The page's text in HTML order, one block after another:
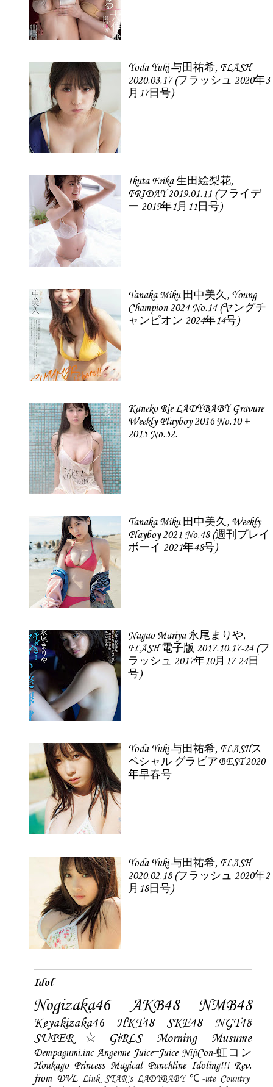
Yoda Yuki 与田祐希, FLASH
2020.03.17 (フラッシュ 2020年3
月17日号)
Ikuta Erika 生田絵梨花,
FRIDAY 2019.01.11 (フライデ
ー 2019年1月11日号)
Tanaka Miku 田中美久, Young
Champion 2024 No.14 (ヤングチ
ャンピオン 2024年14号)
Kaneko Rie LADYBABY Gravure
Weekly Playboy 2016 No.10 +
2015 No.52.
Tanaka Miku 田中美久, Weekly
Playboy 2021 No.48 (週刊プレイ
ボーイ 2021年48号)
Nagao Mariya 永尾まりや,
FLASH 電子版 2017.10.17-24 (フ
ラッシュ 2017年10月17-24日
号)
Yoda Yuki 与田祐希, FLASHス
ペシャル グラビアBEST 2020
年早春号
Yoda Yuki 与田祐希, FLASH
2020.02.18 (フラッシュ 2020年2
月18日号)
Idol
Nogizaka46 AKB48 NMB48
Keyakizaka46 HKT48 SKE48
NGT48
SUPER☆GiRLS
Morning Musume
Dempagumi.inc Angerme Juice=Juice NijiCon-虹コン
Houkago Princess Magical Punchline Idoling!!! Rev.
from DVL Link STAR`s LADYBABY ℃-ute Country